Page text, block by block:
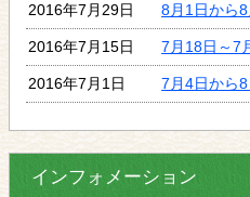
2016年7月29日 8月1日から
2016年7月15日 7月18日～7
2016年7月1日 7月4日から
インフォメーション